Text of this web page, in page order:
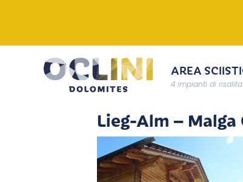
AREA
4 impianti di
Lieg-Alm – Malga